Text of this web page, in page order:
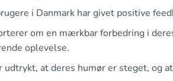
i Danmark har givet positive
om en mærkbar forbedring i
oplevelse.
udtrykt, at deres humør er steget, og